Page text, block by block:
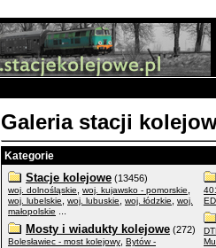
Galeria stacji
Kategorie
Stacje kolejowe (13456)
woj. dolnośląskie woj. kujawsko - pomorskie
woj. lubelskie woj. lubuskie woj. łódzkie
woj.
małopolskie
Mosty i wiadukty kolejowe (272)
Bolesławiec - most kolejowy Bytów -